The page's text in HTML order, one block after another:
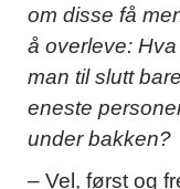
om disse få
å overleve:
man til slutt
eneste
under bakken?
– Vel, først og